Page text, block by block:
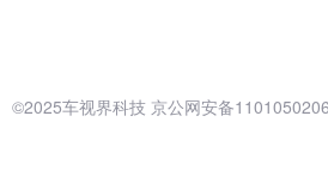
©2025车视界科技 京公网安备